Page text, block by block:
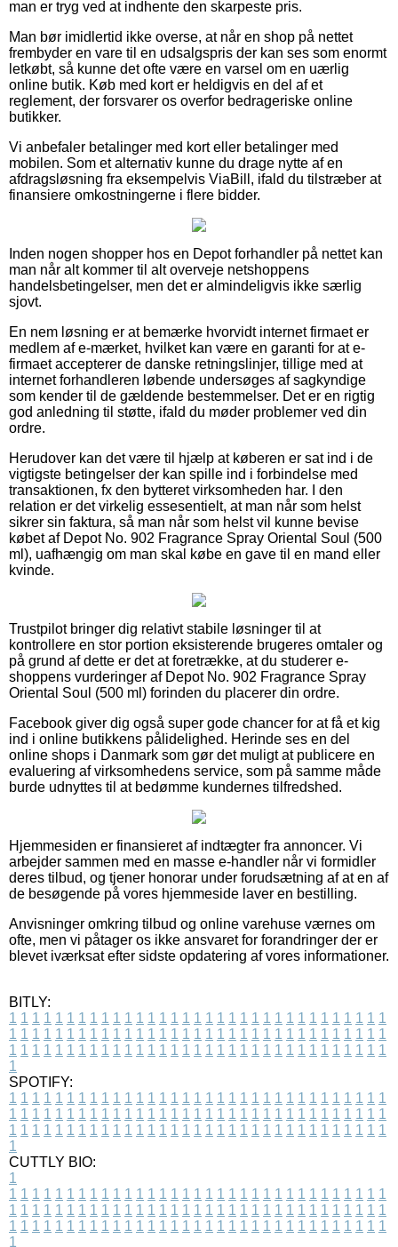
man er tryg ved at indhente den skarpeste pris.
Man bør imidlertid ikke overse, at når en shop på nettet
frembyder en vare til en udsalgspris der kan ses som enormt
letkøbt, så kunne det ofte være en varsel om en uærlig
online butik. Køb med kort er heldigvis en del af et
reglement, der forsvarer os overfor bedrageriske online
butikker.
Vi anbefaler betalinger med kort eller betalinger med
mobilen. Som et alternativ kunne du drage nytte af en
afdragsløsning fra eksempelvis ViaBill, ifald du tilstræber at
finansiere omkostningerne i flere bidder.
Inden nogen shopper hos en Depot forhandler på nettet kan
man når alt kommer til alt overveje netshoppens
handelsbetingelser, men det er almindeligvis ikke særlig
sjovt.
En nem løsning er at bemærke hvorvidt internet firmaet er
medlem af e-mærket, hvilket kan være en garanti for at e-
firmaet accepterer de danske retningslinjer, tillige med at
internet forhandleren løbende undersøges af sagkyndige
som kender til de gældende bestemmelser. Det er en rigtig
god anledning til støtte, ifald du møder problemer ved din
ordre.
Herudover kan det være til hjælp at køberen er sat ind i de
vigtigste betingelser der kan spille ind i forbindelse med
transaktionen, fx den bytteret virksomheden har. I den
relation er det virkelig essesentielt, at man når som helst
sikrer sin faktura, så man når som helst vil kunne bevise
købet af Depot No. 902 Fragrance Spray Oriental Soul (500
ml), uafhængig om man skal købe en gave til en mand eller
kvinde.
Trustpilot bringer dig relativt stabile løsninger til at
kontrollere en stor portion eksisterende brugeres omtaler og
på grund af dette er det at foretrække, at du studerer e-
shoppens vurderinger af Depot No. 902 Fragrance Spray
Oriental Soul (500 ml) forinden du placerer din ordre.
Facebook giver dig også super gode chancer for at få et kig
ind i online butikkens pålidelighed. Herinde ses en del
online shops i Danmark som gør det muligt at publicere en
evaluering af virksomhedens service, som på samme måde
burde udnyttes til at bedømme kundernes tilfredshed.
Hjemmesiden er finansieret af indtægter fra annoncer. Vi
arbejder sammen med en masse e-handler når vi formidler
deres tilbud, og tjener honorar under forudsætning af at en af
de besøgende på vores hjemmeside laver en bestilling.
Anvisninger omkring tilbud og online varehuse værnes om
ofte, men vi påtager os ikke ansvaret for forandringer der er
blevet iværksat efter sidste opdatering af vores informationer.
BITLY:
1 1 1 1 1 1 1 1 1 1 1 1 1 1 1 1 1 1 1 1 1 1 1 1 1 1 1 1 1 1 1 1 1
1 1 1 1 1 1 1 1 1 1 1 1 1 1 1 1 1 1 1 1 1 1 1 1 1 1 1 1 1 1 1 1 1
1 1 1 1 1 1 1 1 1 1 1 1 1 1 1 1 1 1 1 1 1 1 1 1 1 1 1 1 1 1 1 1 1
1
SPOTIFY:
1 1 1 1 1 1 1 1 1 1 1 1 1 1 1 1 1 1 1 1 1 1 1 1 1 1 1 1 1 1 1 1 1
1 1 1 1 1 1 1 1 1 1 1 1 1 1 1 1 1 1 1 1 1 1 1 1 1 1 1 1 1 1 1 1 1
1 1 1 1 1 1 1 1 1 1 1 1 1 1 1 1 1 1 1 1 1 1 1 1 1 1 1 1 1 1 1 1 1
1
CUTTLY BIO:
1
1 1 1 1 1 1 1 1 1 1 1 1 1 1 1 1 1 1 1 1 1 1 1 1 1 1 1 1 1 1 1 1 1
1 1 1 1 1 1 1 1 1 1 1 1 1 1 1 1 1 1 1 1 1 1 1 1 1 1 1 1 1 1 1 1 1
1 1 1 1 1 1 1 1 1 1 1 1 1 1 1 1 1 1 1 1 1 1 1 1 1 1 1 1 1 1 1 1 1
1